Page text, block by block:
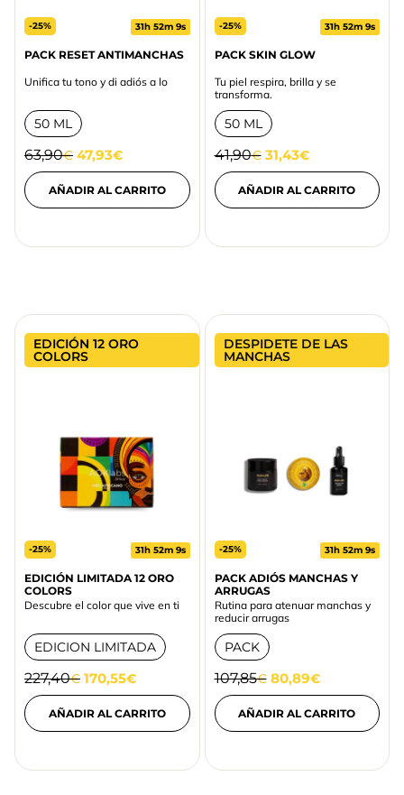
-25% 31h 52m 9s
PACK RESET ANTIMANCHAS
Unifica tu tono y di adiós a lo
50 ML
63,90€ 47,93€
AÑADIR AL CARRITO
-25% 31h 52m 9s
PACK SKIN GLOW
Tu piel respira, brilla y se
transforma.
50 ML
41,90€ 31,43€
AÑADIR AL CARRITO
EDICIÓN 12 ORO
COLORS
-25% 31h 52m 9s
EDICIÓN LIMITADA 12 ORO
COLORS
Descubre el color que vive en ti
EDICION LIMITADA
227,40€ 170,55€
AÑADIR AL CARRITO
DESPIDETE DE LAS
MANCHAS
-25% 31h 52m 9s
PACK ADIÓS MANCHAS Y
ARRUGAS
Rutina para atenuar manchas y
reducir arrugas
PACK
107,85€ 80,89€
AÑADIR AL CARRITO